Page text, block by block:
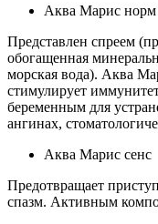
Аква Марис норм
Представлен спреем
обогащенная
морская вода). Аква
стимулирует
беременным для
ангинах,
Аква Марис сенс
Предотвращает
спазм. Активным